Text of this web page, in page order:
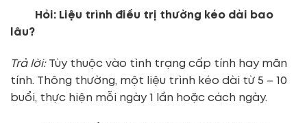
Hỏi: Liệu trình điều trị thường kéo dài bao
lâu?
Trả lời:Tùy thuộc vào tình trạng cấp tính hay mãn
tính. Thông thường, một liệu trình kéo dài từ 5 – 10
buổi, thực hiện mỗi ngày 1 lần hoặc cách ngày.